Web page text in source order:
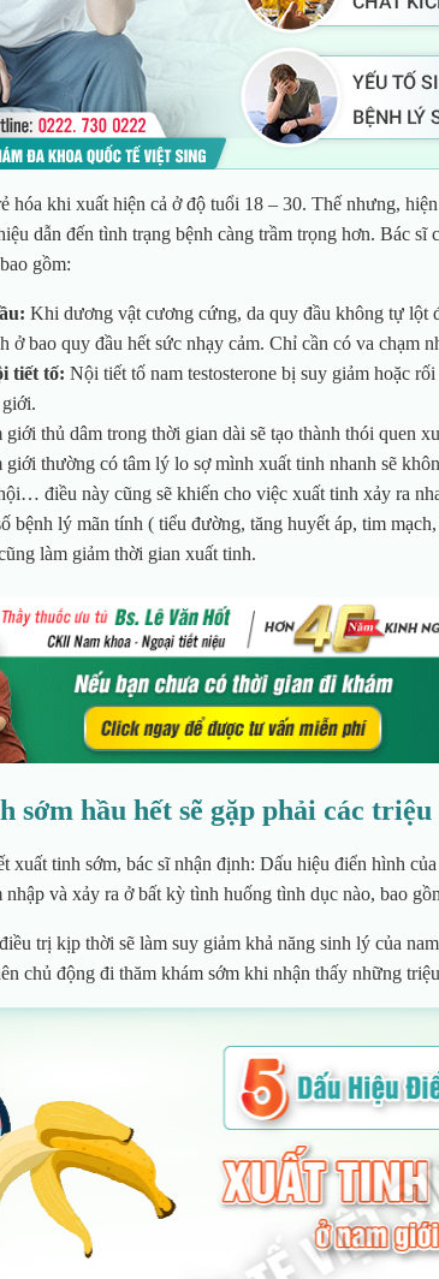
hóa khi xuất hiện cả ở độ tuổi 18 – 30. Thế nhưng,
dẫn đến tình trạng bệnh càng trầm trọng hơn. Bác sĩ
gồm:
Khi dương vật cương cứng, da quy đầu không tự lột
ở bao quy đầu hết sức nhạy cảm. Chỉ cần có va chạm
tiết tố: Nội tiết tố nam testosterone bị suy giảm hoặc
giới thủ dâm trong thời gian dài sẽ tạo thành thói quen
giới thường có tâm lý lo sợ mình xuất tinh nhanh sẽ
điều này cũng sẽ khiến cho việc xuất tinh xảy ra
bệnh lý mãn tính ( tiểu đường, tăng huyết áp, tim
làm giảm thời gian xuất tinh.
sớm hầu hết sẽ gặp phải các triệu
xuất tinh sớm, bác sĩ nhận định: Dấu hiệu điển hình
và xảy ra ở bất kỳ tình huống tình dục nào, bao
trị kịp thời sẽ làm suy giảm khả năng sinh lý của
chủ động đi thăm khám sớm khi nhận thấy những